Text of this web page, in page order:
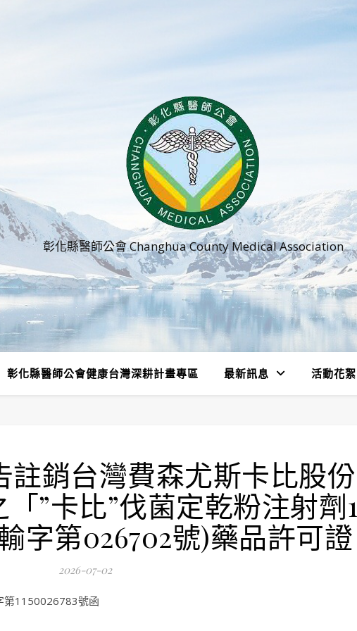
彰化縣醫師公會 Changhua County Medical Association
彰化縣醫師公會健康台灣深耕計畫專區 最新訊息 活動花絮
註銷台灣費森尤斯卡比股份
”卡比”伐菌定乾粉注射劑1
字第026702號)藥品許可證
2026-07-02
第1150026783號函